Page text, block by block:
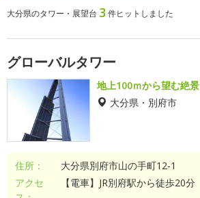
大分県のタワー・展望台 3 件ヒットしました
グローバルタワー
地上100ｍから望む絶景
大分県・別府市
住所：
大分県別府市山の手町12-1
アクセ
【電車】JR別府駅から徒歩20分